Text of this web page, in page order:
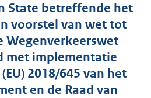
d
s
g
o
o
t
State betreffende het
voorstel van wet tot
Wegenverkeerswet
met implementatie
2018/645 van het
en de Raad van